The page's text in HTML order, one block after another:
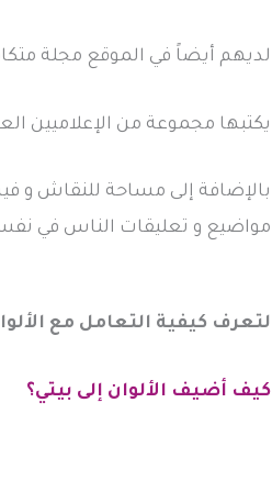
لديهم أيضاً في الموقع مجلة
يكتبها مجموعة من الإعلاميين
بالإضافة إلى مساحة للنقاش و
مواضيع و تعليقات الناس في
لتعرف كيفية التعامل مع
كيف أضيف الألوان إلى بيتي؟